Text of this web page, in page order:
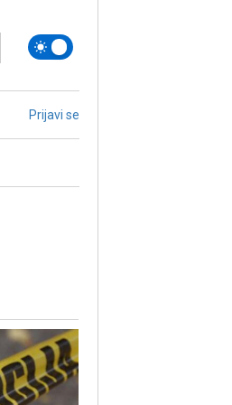
Prijavi se